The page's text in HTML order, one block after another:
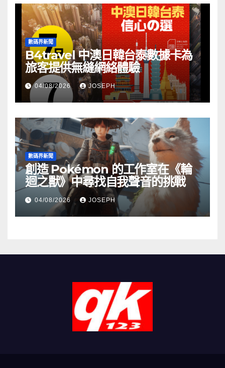
數碼界新聞
B4travel 中澳日韓台泰數據卡為
旅客提供無縫網絡體驗
04/08/2026 JOSEPH
數碼界新聞
創造 Pokémon 的工作室在《輪
迴之獸》中尋找自我聲音的挑戰
04/08/2026 JOSEPH